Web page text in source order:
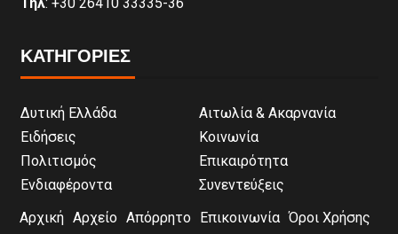
ΚΑΤΗΓΟΡΙΕΣ
Δυτική Ελλάδα
Αιτωλία & Ακαρνανία
Ειδήσεις
Κοινωνία
Πολιτισμός
Επικαιρότητα
Ενδιαφέροντα
Συνεντεύξεις
Αρχική Αρχείο Απόρρητο Επικοινωνία Όροι Χρήσης